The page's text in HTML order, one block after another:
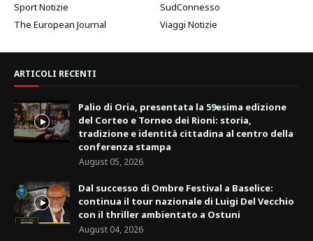
Sport Notizie
SudConnesso
The European Journal
Viaggi Notizie
ARTICOLI RECENTI
Palio di Oria, presentata la 59esima edizione
del Corteo e Torneo dei Rioni: storia,
tradizione e identità cittadina al centro della
conferenza stampa
August 05, 2026
Dal successo di Ombre Festival a Baselice:
continua il tour nazionale di Luigi Del Vecchio
con il thriller ambientato a Ostuni
August 04, 2026